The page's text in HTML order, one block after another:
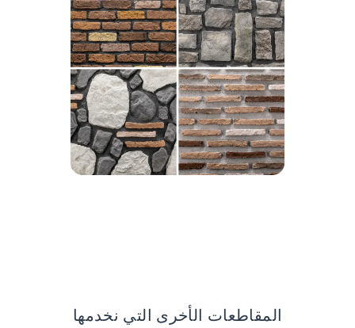
المقاطعات الأخرى التي نخدمها